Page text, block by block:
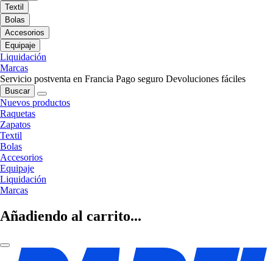
Textil
Bolas
Accesorios
Equipaje
Liquidación
Marcas
Servicio postventa en Francia Pago seguro Devoluciones fáciles
Buscar
Nuevos productos
Raquetas
Zapatos
Textil
Bolas
Accesorios
Equipaje
Liquidación
Marcas
Añadiendo al carrito...